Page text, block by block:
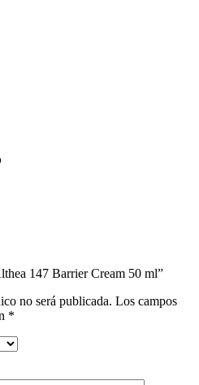
147 Barrier Cream 50 ml”
no será publicada. Los campos
*